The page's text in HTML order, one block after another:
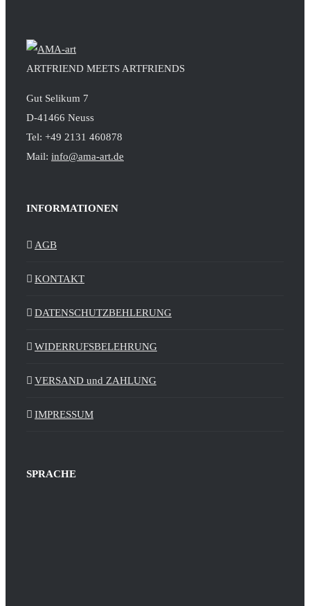
ARTFRIEND MEETS ARTFRIENDS
Gut Selikum 7
D-41466 Neuss
Tel: +49 2131 460878
Mail: info@ama-art.de
INFORMATIONEN
AGB
KONTAKT
DATENSCHUTZBEHLERUNG
WIDERRUFSBELEHRUNG
VERSAND und ZAHLUNG
IMPRESSUM
SPRACHE